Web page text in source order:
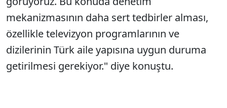
mekanizmasının daha sert tedbirler alması,
özellikle televizyon programlarının ve
dizilerinin Türk aile yapısına uygun duruma
getirilmesi gerekiyor." diye konuştu.